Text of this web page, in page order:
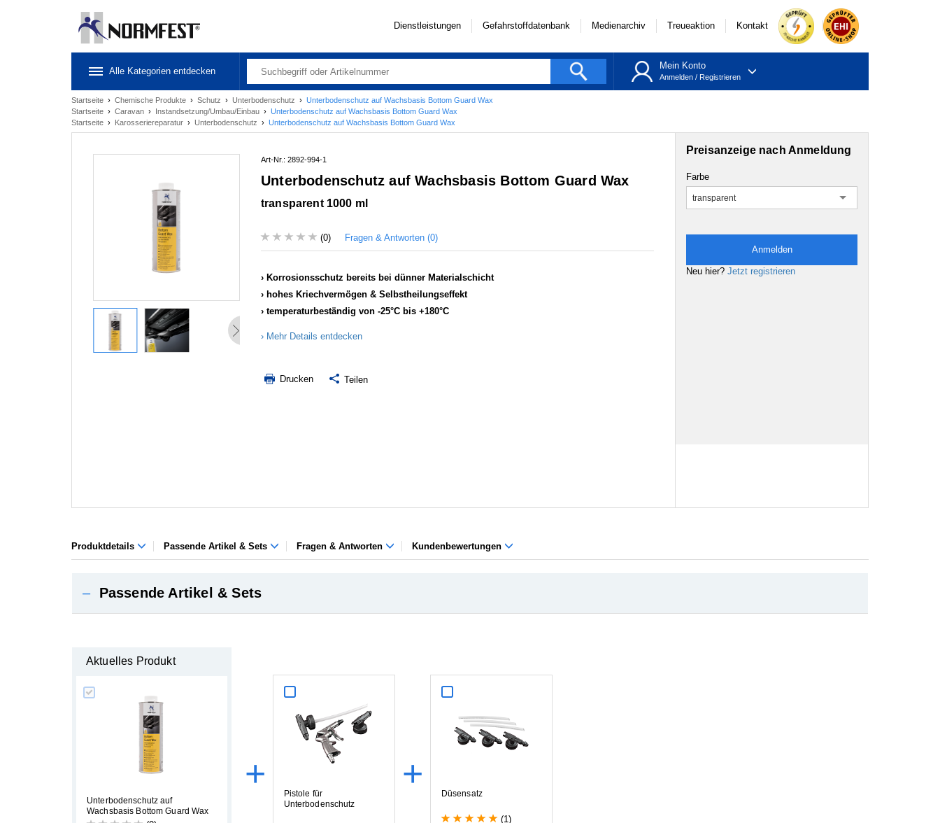
Dienstleistungen Gefahrstoffdatenbank Medienarchiv Treueaktion Kontakt
Alle Kategorien entdecken
Mein Konto
Anmelden / Registrieren
Startseite › Chemische Produkte › Schutz › Unterbodenschutz › Unterbodenschutz auf Wachsbasis Bottom Guard Wax
Startseite › Caravan › Instandsetzung/Umbau/Einbau › Unterbodenschutz auf Wachsbasis Bottom Guard Wax
Startseite › Karosseriereparatur › Unterbodenschutz › Unterbodenschutz auf Wachsbasis Bottom Guard Wax
Art-Nr.: 2892-994-1
Unterbodenschutz auf Wachsbasis Bottom Guard Wax
transparent 1000 ml
(0) Fragen & Antworten (0)
Korrosionsschutz bereits bei dünner Materialschicht
hohes Kriechvermögen & Selbstheilungseffekt
temperaturbeständig von -25°C bis +180°C
Mehr Details entdecken
Drucken Teilen
Preisanzeige nach Anmeldung
Farbe
transparent
Anmelden
Neu hier? Jetzt registrieren
Produktdetails Passende Artikel & Sets Fragen & Antworten Kundenbewertungen
– Passende Artikel & Sets
Aktuelles Produkt
Unterbodenschutz auf
Wachsbasis Bottom Guard Wax
+ Pisto le für
Unterbod enschutz
+ Düsensatz
(1)